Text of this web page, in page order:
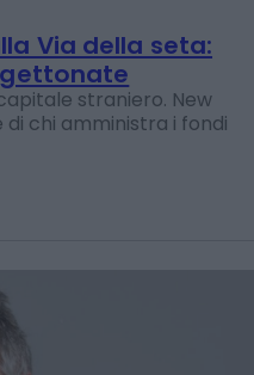
Via della seta:
gettonate
straniero. New
chi amministra i fondi